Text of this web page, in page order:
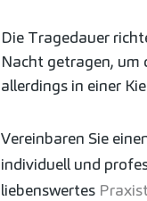
Die Tragedauer
Nacht getragen, um
allerdings in einer
Vereinbaren Sie
individuell und
liebenswertes